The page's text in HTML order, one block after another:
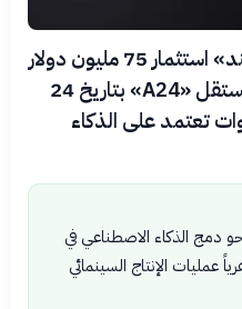
أعلنت شركة «غوغل ديب مايند» استثمار 75 مليون دولار
أمريكي في استوديو الأفلام المستقل «A24» بتاريخ 24
أدوات تعتمد على الذكاء
دمج الذكاء الاصطناعي في
عمليات الإنتاج السينمائي